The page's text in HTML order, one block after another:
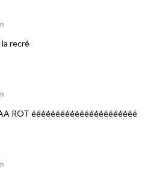
recré
ROT éééééééééééééééééééééé